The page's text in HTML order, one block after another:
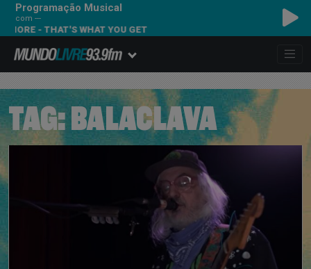
Programação Musical
com ---
- THAT'S WHAT YOU GET
TAG: BALACLAVA